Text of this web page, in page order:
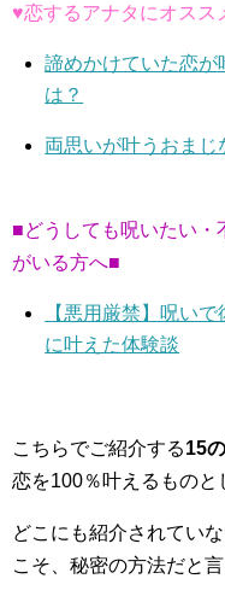
♥恋するアナタにオスス
諦めかけていた恋が
は？
両思いが叶うおま
■どうしても呪いたい・
がいる方へ■
【悪用厳禁】呪い
に叶えた体験談
こちらでご紹介する15
恋を100％叶えるものと
どこにも紹介されてい
こそ、秘密の方法だと言